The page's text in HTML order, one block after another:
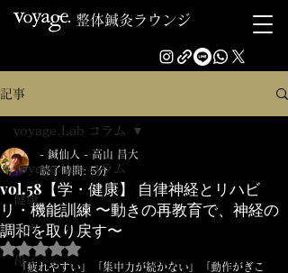
整体鍼灸ラウンジ
記事
voyage.Lab コラム
健康
美容
母子
voyage.Lab コラム
vol.58【学・健康】 自律神経とリハビ
リ・機能訓練 〜動きの再教育で、神経の
調和を取り戻す〜
- 鍼仙人 - 高山 昌大
読了時間: 5分
5つ星のうちNaNと評価されています。
「疲れやすい」「集中力が続かない」「動作がぎこ